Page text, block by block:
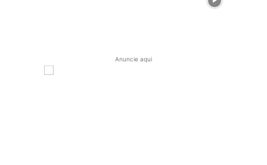
Anuncie aqui